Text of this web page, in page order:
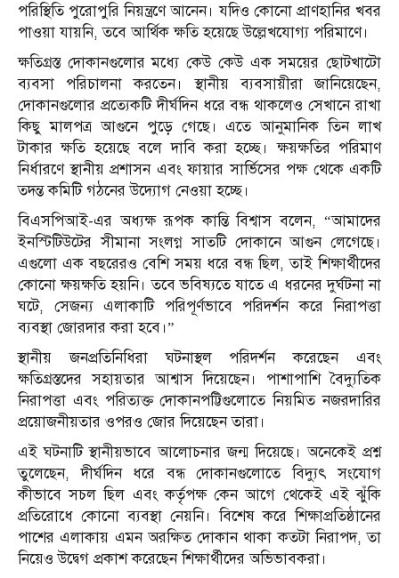
পরিস্থিতি পুরোপুরি নিয়ন্ত্রণে আনেন। যদিও কোনো প্রাণহানির খবর
পাওয়া যায়নি, তবে আর্থিক ক্ষতি হয়েছে উল্লেখযোগ্য পরিমাণে।
ক্ষতিগ্রস্ত দোকানগুলোর মধ্যে কেউ কেউ এক সময়ের ছোটখাটো
ব্যবসা পরিচালনা করতেন। স্থানীয় ব্যবসায়ীরা জানিয়েছেন,
দোকানগুলোর প্রত্যেকটি দীর্ঘদিন ধরে বন্ধ থাকলেও সেখানে রাখা
কিছু মালপত্র আগুনে পুড়ে গেছে। এতে আনুমানিক তিন লাখ
টাকার ক্ষতি হয়েছে বলে দাবি করা হচ্ছে। ক্ষয়ক্ষতির পরিমাণ
নির্ধারণে স্থানীয় প্রশাসন এবং ফায়ার সার্ভিসের পক্ষ থেকে একটি
তদন্ত কমিটি গঠনের উদ্যোগ নেওয়া হচ্ছে।
বিএসপিআই-এর অধ্যক্ষ রূপক কান্তি বিশ্বাস বলেন, “আমাদের
ইনস্টিটিউটের সীমানা সংলগ্ন সাতটি দোকানে আগুন লেগেছে।
এগুলো এক বছরেরও বেশি সময় ধরে বন্ধ ছিল, তাই শিক্ষার্থীদের
কোনো ক্ষয়ক্ষতি হয়নি। তবে ভবিষ্যতে যাতে এ ধরনের দুর্ঘটনা না
ঘটে, সেজন্য এলাকাটি পরিপূর্ণভাবে পরিদর্শন করে নিরাপত্তা
ব্যবস্থা জোরদার করা হবে।”
স্থানীয় জনপ্রতিনিধিরা ঘটনাস্থল পরিদর্শন করেছেন এবং
ক্ষতিগ্রস্তদের সহায়তার আশ্বাস দিয়েছেন। পাশাপাশি বৈদ্যুতিক
নিরাপত্তা এবং পরিত্যক্ত দোকানপট্টিগুলোতে নিয়মিত নজরদারির
প্রয়োজনীয়তার ওপরও জোর দিয়েছেন তারা।
এই ঘটনাটি স্থানীয়ভাবে আলোচনার জন্ম দিয়েছে। অনেকেই প্রশ্ন
তুলেছেন, দীর্ঘদিন ধরে বন্ধ দোকানগুলোতে বিদ্যুৎ সংযোগ
কীভাবে সচল ছিল এবং কর্তৃপক্ষ কেন আগে থেকেই এই ঝুঁকি
প্রতিরোধে কোনো ব্যবস্থা নেয়নি। বিশেষ করে শিক্ষাপ্রতিষ্ঠানের
পাশের এলাকায় এমন অরক্ষিত দোকান থাকা কতটা নিরাপদ, তা
নিয়েও উদ্বেগ প্রকাশ করেছেন শিক্ষার্থীদের অভিভাবকরা।